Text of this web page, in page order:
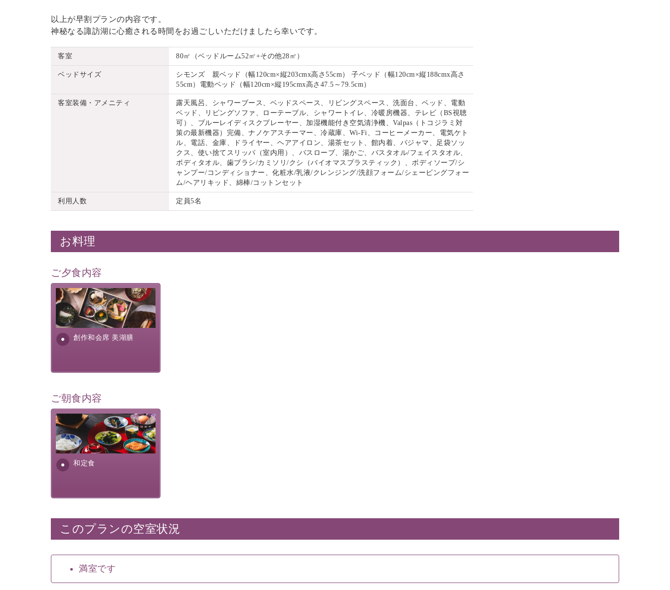
以上が早割プランの内容です。
神秘なる諏訪湖に心癒される時間をお過ごしいただけましたら幸いです。
客室 80㎡（ベッドルーム52㎡+その他28㎡）
ベッドサイズ
シモンズ 親ベッド（幅120cm×縦203cmx高さ55cm） 子ベッド（幅120cm×縦188cmx高さ
55cm）電動ベッド（幅120cm×縦195cmx高さ47.5～79.5cm）
客室装備・アメニティ
露天風呂、シャワーブース、ベッドスペース、リビングスペース、洗面台、ベッド、電動
ベッド、リビングソファ、ローテーブル、シャワートイレ、冷暖房機器、テレビ（BS視聴
可）、ブルーレイディスクプレーヤー、加湿機能付き空気清浄機、Valpas（トコジラミ対
策の最新機器）完備、ナノケアスチーマー、冷蔵庫、Wi-Fi、コーヒーメーカー、電気ケト
ル、電話、金庫、ドライヤー、ヘアアイロン、湯茶セット、館内着、パジャマ、足袋ソッ
クス、使い捨てスリッパ（室内用）、バスローブ、湯かご、バスタオル/フェイスタオル、
ボディタオル、歯ブラシ/カミソリ/クシ（バイオマスプラスティック）、ボディソープ/シ
ャンプー/コンディショナー、化粧水/乳液/クレンジング/洗顔フォーム/シェービングフォー
ム/ヘアリキッド、綿棒/コットンセット
利用人数 定員5名
お料理
ご夕食内容
創作和会席 美湖膳
美湖膳とは諏訪の地で特別を
提供する為に料理長・神原 裕
明が考え出した創作和会席で
す。美しい諏訪湖の幸...
ご朝食内容
和定食
さっぱりとした和食膳に使わ
れる食材は、諏訪の名産品を
ふんだんに取り入れ、安心・
安全を心掛けた長野県産...
このプランの空室状況
満室です